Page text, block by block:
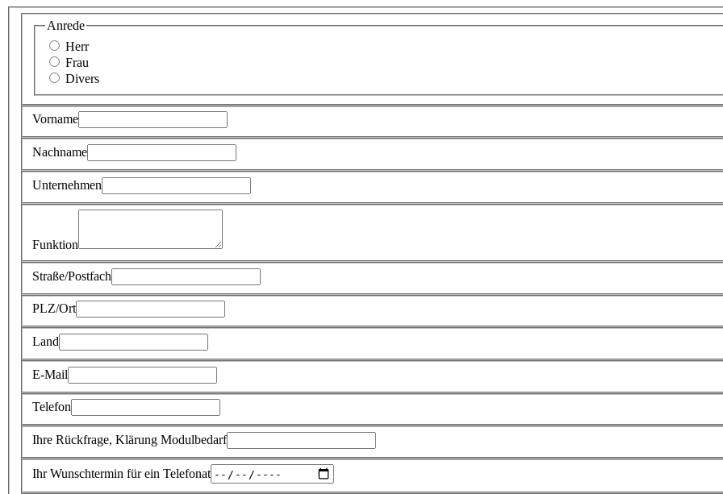
Anrede
Herr
Frau
Divers
Vorname
Nachname
Unternehmen
Funktion
Straße/Postfach
PLZ/Ort
Land
E-Mail
Telefon
Ihre Rückfrage, Klärung Modulbedarf
Ihr Wunschtermin für ein Telefonat